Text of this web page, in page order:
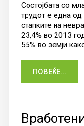
Состојбата со
трудот е една од
стапките на
23,4% во 2013
55% во земји
ПОВЕЌЕ...